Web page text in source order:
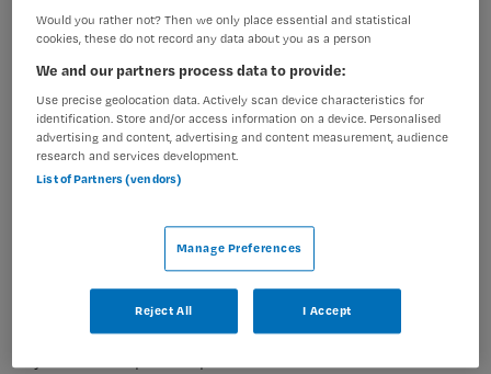
Vacature niet beschikbaar
Deze vacature Neonatologie verpleegkundige bij Martini
Ziekenhuis is niet meer actueel. Hieronder staan enkele
vergelijkbare vacatures die voor u wellicht interessant
zijn.
Wij zijn een groot topklinisch opleidingsziekenhuis. Daar
Would you rather not? Then we only place essential and statistical
cookies, these do not record any data about you as a person
We and our partners process data to provide:
Use precise geolocation data. Actively scan device characteristics for
identification. Store and/or access information on a device. Personalised
advertising and content, advertising and content measurement, audience
research and services development.
List of Partners (vendors)
Manage Preferences
Reject All I Accept